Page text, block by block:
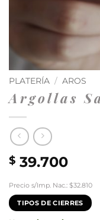
PLATERÍA / AROS
Argollas
$ 39.700
Precio s/Imp. Nac.: $32.810
TIPOS DE CIERRES